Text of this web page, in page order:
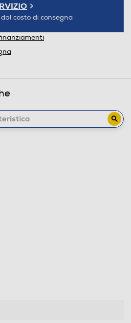
costo di consegna